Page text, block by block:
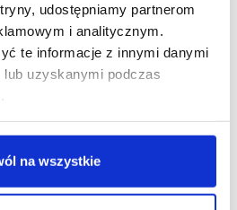
udostępniamy partnerom
i analitycznym.
te informacje z innymi danymi
uzyskanymi podczas
na wszystkie